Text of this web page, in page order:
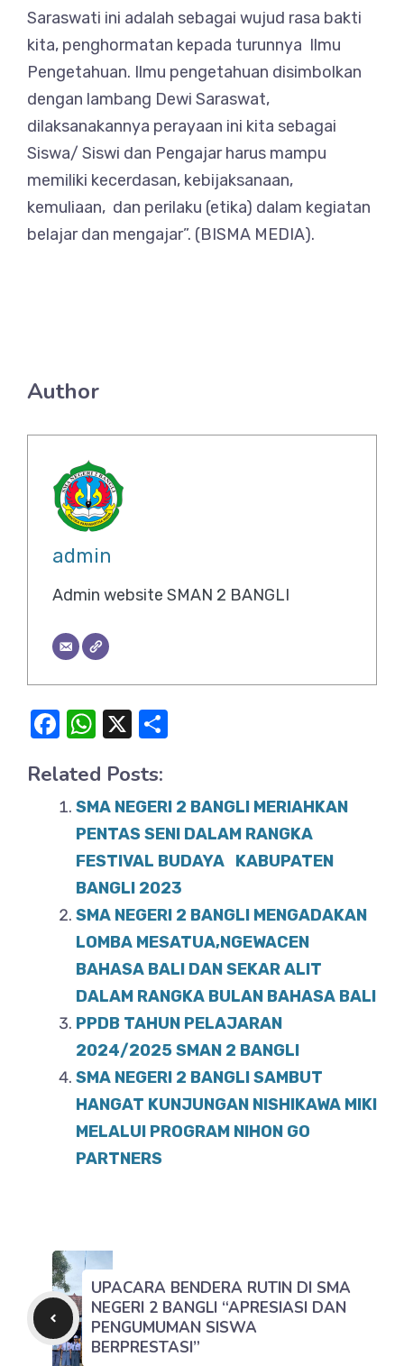
Saraswati ini adalah sebagai wujud rasa bakti
kita, penghormatan kepada turunnya Ilmu
Pengetahuan. Ilmu pengetahuan disimbolkan
dengan lambang Dewi Saraswat,
dilaksanakannya perayaan ini kita sebagai
Siswa/ Siswi dan Pengajar harus mampu
memiliki kecerdasan, kebijaksanaan,
kemuliaan, dan perilaku (etika) dalam kegiatan
belajar dan mengajar”. (BISMA MEDIA).
Author
admin
Admin website SMAN 2 BANGLI
F
c
e
k
W
at
s
A
p
p
X
e
Related Posts:
SMA NEGERI 2 BANGLI MERIAHKAN
PENTAS SENI DALAM RANGKA
FESTIVAL BUDAYA KABUPATEN
BANGLI 2023
SMA NEGERI 2 BANGLI MENGADAKAN
LOMBA MESATUA,NGEWACEN
BAHASA BALI DAN SEKAR ALIT
DALAM RANGKA BULAN BAHASA BALI
PPDB TAHUN PELAJARAN
2024/2025 SMAN 2 BANGLI
SMA NEGERI 2 BANGLI SAMBUT
HANGAT KUNJUNGAN NISHIKAWA MIKI
MELALUI PROGRAM NIHON GO
PARTNERS
UPACARA BENDERA RUTIN DI SMA
NEGERI 2 BANGLI “APRESIASI DAN
PENGUMUMAN SISWA
BERPRESTASI”